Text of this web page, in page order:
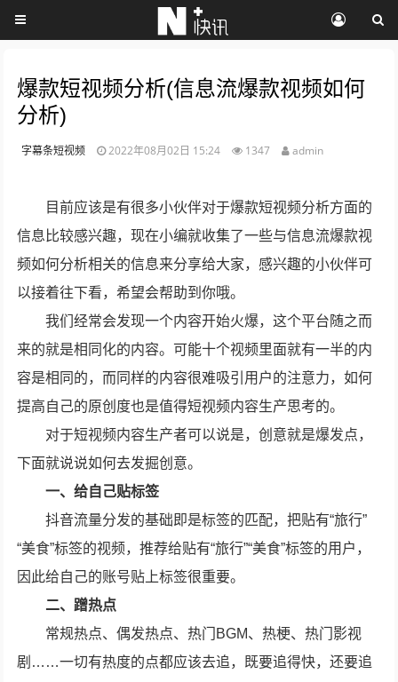
爆款短视频分析(信息流爆款视频如何
分析)
字幕条短视频 2022年08月02日 15:24 1347 admin
目前应该是有很多小伙伴对于爆款短视频分析方面的
信息比较感兴趣，现在小编就收集了一些与信息流爆款视
频如何分析相关的信息来分享给大家，感兴趣的小伙伴可
以接着往下看，希望会帮助到你哦。
我们经常会发现一个内容开始火爆，这个平台随之而
来的就是相同化的内容。可能十个视频里面就有一半的内
容是相同的，而同样的内容很难吸引用户的注意力，如何
提高自己的原创度也是值得短视频内容生产思考的。
对于短视频内容生产者可以说是，创意就是爆发点，
下面就说说如何去发掘创意。
一、给自己贴标签
抖音流量分发的基础即是标签的匹配，把贴有“旅行”
“美食”标签的视频，推荐给贴有“旅行”“美食”标签的用户，
因此给自己的账号贴上标签很重要。
二、蹭热点
常规热点、偶发热点、热门BGM、热梗、热门影视
剧……一切有热度的点都应该去追，既要追得快，还要追